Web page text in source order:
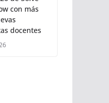
con más
docentes